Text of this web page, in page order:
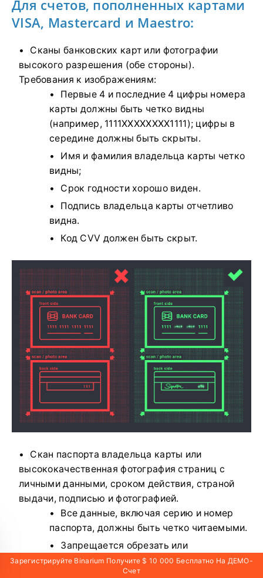
Для счетов, пополненных картами
VISA, Mastercard и Maestro:
Сканы банковских карт или фотографии
высокого разрешения (обе стороны).
Требования к изображениям:
Первые 4 и последние 4 цифры номера
карты должны быть четко видны
(например, 1111XXXXXXXX1111); цифры в
середине должны быть скрыты.
Имя и фамилия владельца карты четко
видны;
Срок годности хорошо виден.
Подпись владельца карты отчетливо
видна.
Код CVV должен быть скрыт.
Скан паспорта владельца карты или
высококачественная фотография страниц с
личными данными, сроком действия, страной
выдачи, подписью и фотографией.
Все данные, включая серию и номер
паспорта, должны быть четко читаемыми.
Запрещается обрезать или
редактировать изображение, в том числе
скрывать часть деталей;
Зарегистрируйте Binarium Получите $ 10 000 Бесплатно На ДЕМО-
Счет